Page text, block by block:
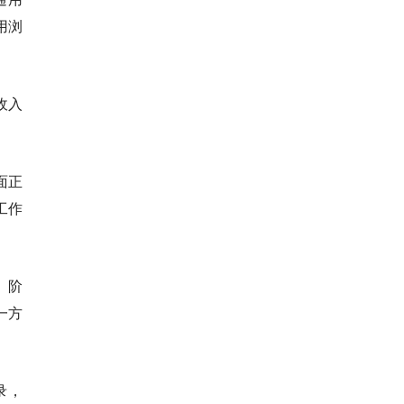
浏
入
正
作
阶
方